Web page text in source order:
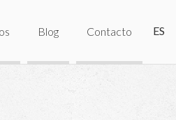
ES
Blog Contacto